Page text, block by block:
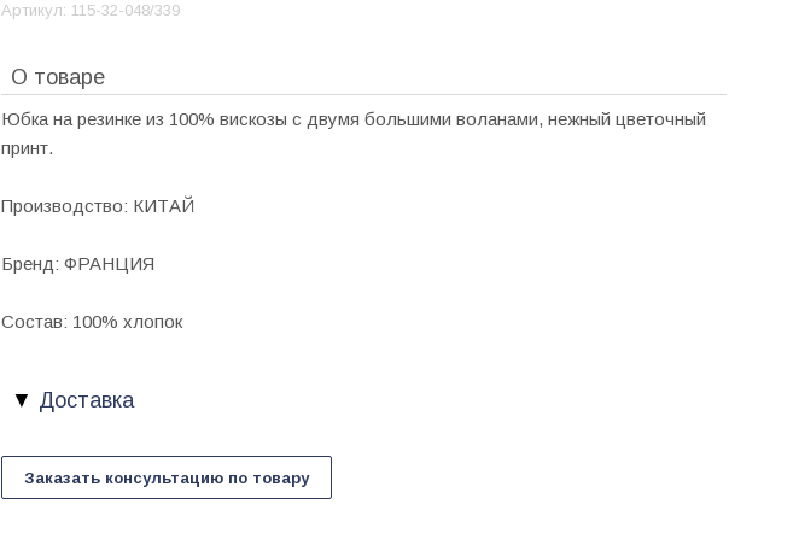
Артикул: 115-32-048/339
О товаре
Юбка на резинке из 100% вискозы с двумя большими воланами, нежный цветочный
принт.
Производство: КИТАЙ
Бренд: ФРАНЦИЯ
Состав: 100% хлопок
Доставка
Заказать консультацию по товару